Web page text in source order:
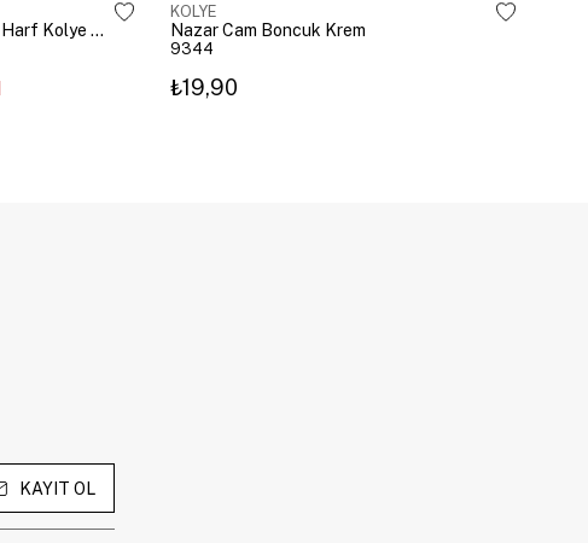
Çelik Gömme Taşlı Bombeli Harf Kolye Gümüş
KOLYE
Nazar Cam Boncuk Krem
9344
₺19,90
KAYIT OL